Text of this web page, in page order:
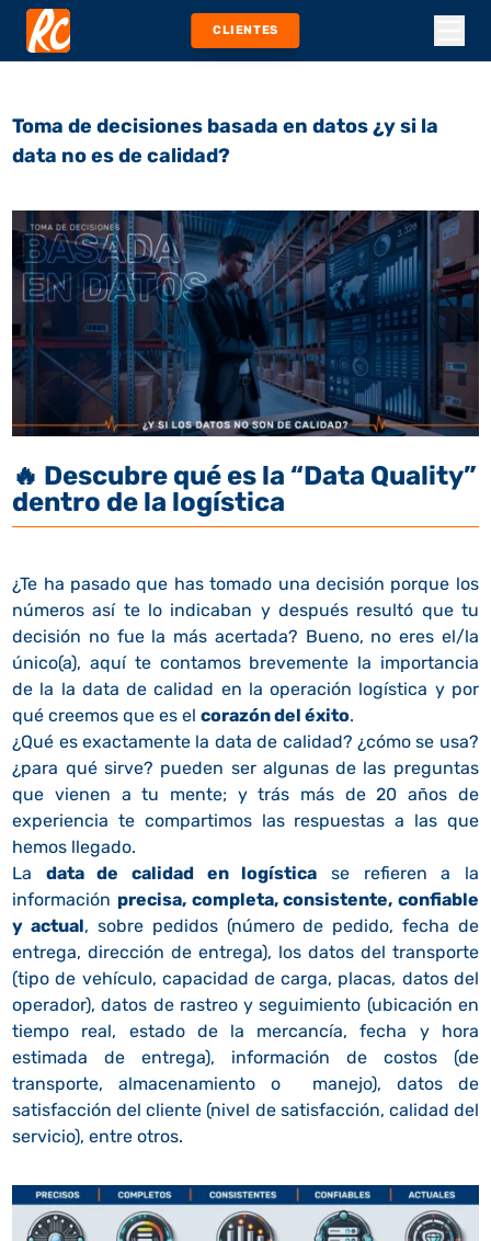
CLIENTES
Toma de decisiones basada en datos ¿y si la
data no es de calidad?
🔥 Descubre qué es la “Data Quality”
dentro de la logística
¿Te ha pasado que has tomado una decisión porque los
números así te lo indicaban y después resultó que tu
decisión no fue la más acertada? Bueno, no eres el/la
único(a), aquí te contamos brevemente la importancia
de la la data de calidad en la operación logística y por
qué creemos que es elcorazón del éxito.
¿Qué es exactamente la data de calidad? ¿cómo se usa?
¿para qué sirve? pueden ser algunas de las preguntas
que vienen a tu mente; y trás más de 20 años de
experiencia te compartimos las respuestas a las que
hemos llegado.
La data de calidad en logística se refieren a la
información precisa, completa, consistente, confiable
y actual, sobre pedidos (número de pedido, fecha de
entrega, dirección de entrega), los datos del transporte
(tipo de vehículo, capacidad de carga, placas, datos del
operador), datos de rastreo y seguimiento (ubicación en
tiempo real, estado de la mercancía, fecha y hora
estimada de entrega), información de costos (de
transporte, almacenamiento o manejo), datos de
satisfacción del cliente (nivel de satisfacción, calidad del
servicio), entre otros.